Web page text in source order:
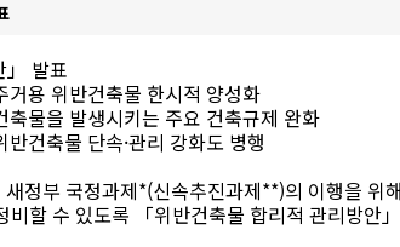
」 발표
용 위반건축물 한시적 양성화
축물을 발생시키는 주요 건축규제 완화
건축물 단속·관리 강화도 병행
정부 국정과제*(신속추진과제**)의 이행을 위
비할 수 있도록 「위반건축물 합리적 관리방안